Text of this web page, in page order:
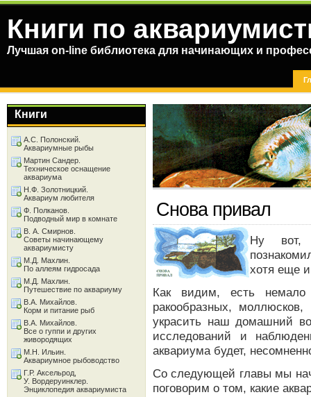
Книги по
Лучшая on-line библиотека для начинающих и
Снова привал
Нy вот,
хотя еще
Как видим, есть немало
ракообразных,
украсить наш домашний
исследований и
аквариума будет,
Со следующей главы мы
поговорим о том, какие
Книги
А.С. Полонский.
Аквариумные рыбы
Мартин Сандер.
Техническое оснащение
аквариума
Н.Ф. Золотницкий.
Аквариум любителя
Ф. Полканов.
Подводный мир в комнате
В. А. Смирнов.
Советы начинающему
аквариумисту
М.Д. Махлин.
По аллеям гидросада
М.Д. Махлин.
Путешествие по аквариуму
В.А. Михайлов.
Корм и питание рыб
В.А. Михайлов.
Все о гуппи и других
живородящих
М.Н. Ильин.
Аквариумное рыбоводство
Г.Р. Аксельрод,
У. Вордеруинклер.
Энциклопедия аквариумиста